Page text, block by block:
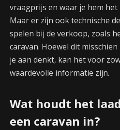
vraagprijs en waar je hem
Maar er zijn ook technische
spelen bij de verkoop, zoals
caravan. Hoewel dit
je aan denkt, kan het voor
waardevolle informatie zijn.
Wat houdt het
een caravan in?